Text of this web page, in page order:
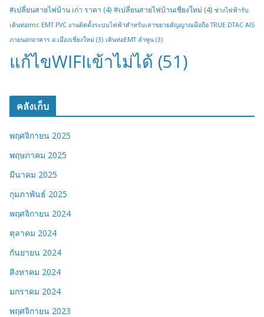
#เปลี่ยนสายไฟบ้าน เก่า ราคา (4) #เปลี่ยนสายไฟบ้านเชียงใหม่ (4) ช่างไฟฟ้ารับ
เดินท่อimc EMT PVC งานติดตั้งระบบไฟฟ้าสำหรับเสาขยายสัญญาณมือถือ TRUE DTAC AIS
ภายนอกอาคาร อ.เมืองเชียงใหม่ (3) เดินท่อEMT ลำพูน (3)
แก้ไขWIFIเข้าไม่ได้ (51)
คลังเก็บ
พฤศจิกายน 2025
พฤษภาคม 2025
มีนาคม 2025
กุมภาพันธ์ 2025
พฤศจิกายน 2024
ตุลาคม 2024
กันยายน 2024
สิงหาคม 2024
มกราคม 2024
พฤศจิกายน 2023